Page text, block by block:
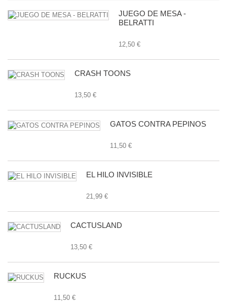
JUEGO DE MESA -
BELRATTI
12,50 €
CRASH TOONS
13,50 €
GATOS CONTRA PEPINOS
11,50 €
EL HILO INVISIBLE
21,99 €
CACTUSLAND
13,50 €
RUCKUS
11,50 €